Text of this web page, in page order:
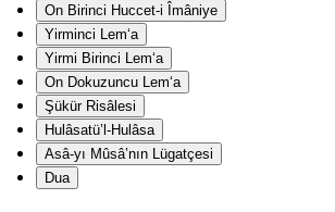
On Birinci Huccet-i Îmâniye
Yirminci Lem‘a
Yirmi Birinci Lem‘a
On Dokuzuncu Lem‘a
Şükür Risâlesi
Hulâsatü’l-Hulâsa
Asâ-yı Mûsâ’nın Lügatçesi
Dua